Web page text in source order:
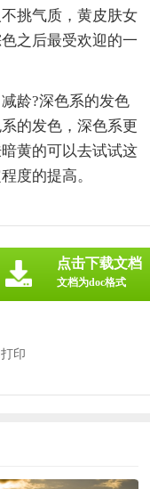
挑气质，黄皮肤女
之后最受欢迎的一
龄?深色系的发色
的发色，深色系更
黄的可以去试试这
度的提高。
印
点击下载文档
文档为doc格式